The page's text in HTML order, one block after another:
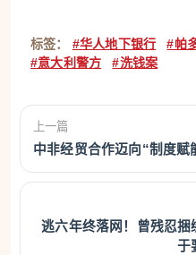
标签： #华人地下银行 #帕
#意大利警方
#洗钱案
上一篇
中非经贸合作迈向“制度赋
逃六年终落网！曾残忍
于